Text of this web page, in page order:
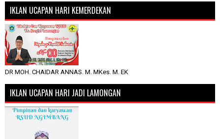
IKLAN UCAPAN HARI KEMERDEKAN
DR MOH. CHAIDAR ANNAS. M. MKes. M. EK
IKLAN UCAPAN HARI JADI LAMONGAN